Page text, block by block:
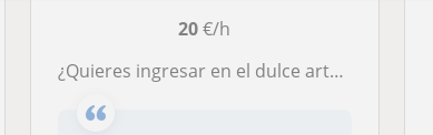
20€/h
¿Quieres ingresar en el dulce arte de la pastelería? Comienza tu emprendimiento y saca el pastelero/a que llevas dentro